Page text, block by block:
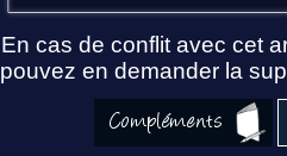
En cas de conflit avec cet
pouvez en demander la